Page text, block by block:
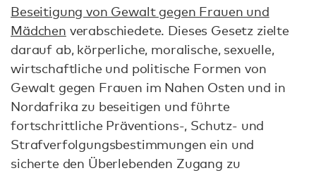
Beseitigung von Gewalt gegen Frauen und
Mädchen verabschiedete. Dieses Gesetz zielte
darauf ab, körperliche, moralische, sexuelle,
wirtschaftliche und politische Formen von
Gewalt gegen Frauen im Nahen Osten und in
Nordafrika zu beseitigen und führte
fortschrittliche Präventions-, Schutz- und
Strafverfolgungsbestimmungen ein und
sicherte den Überlebenden Zugang zu